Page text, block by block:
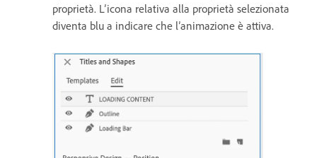
proprietà. L’icona relativa alla proprietà selezionata
diventa blu a indicare che l’animazione è attiva.